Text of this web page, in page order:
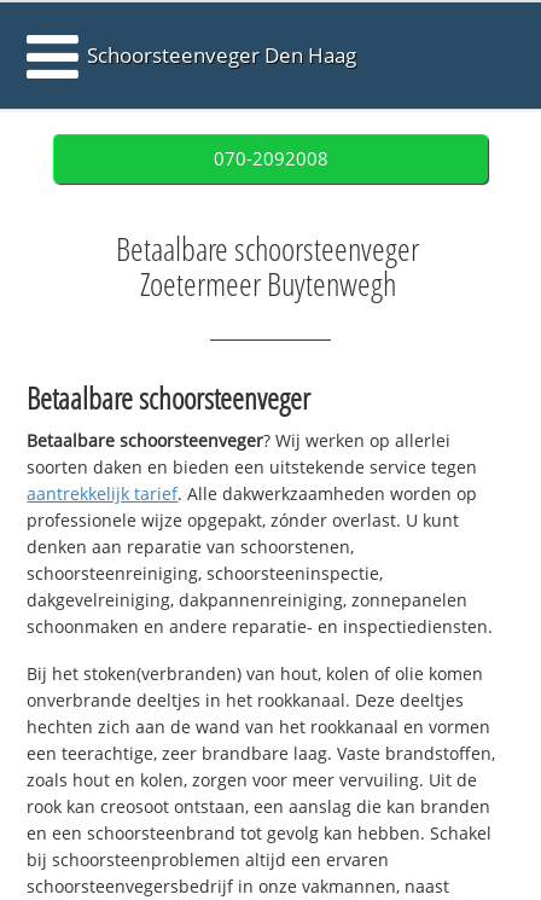
Schoorsteenveger Den Haag
070-2092008
Betaalbare schoorsteenveger
Zoetermeer Buytenwegh
Betaalbare schoorsteenveger
Betaalbare schoorsteenveger? Wij werken op allerlei
soorten daken en bieden een uitstekende service tegen
aantrekkelijk tarief. Alle dakwerkzaamheden worden op
professionele wijze opgepakt, zónder overlast. U kunt
denken aan reparatie van schoorstenen,
schoorsteenreiniging, schoorsteeninspectie,
dakgevelreiniging, dakpannenreiniging, zonnepanelen
schoonmaken en andere reparatie- en inspectiediensten.
Bij het stoken(verbranden) van hout, kolen of olie komen
onverbrande deeltjes in het rookkanaal. Deze deeltjes
hechten zich aan de wand van het rookkanaal en vormen
een teerachtige, zeer brandbare laag. Vaste brandstoffen,
zoals hout en kolen, zorgen voor meer vervuiling. Uit de
rook kan creosoot ontstaan, een aanslag die kan branden
en een schoorsteenbrand tot gevolg kan hebben. Schakel
bij schoorsteenproblemen altijd een ervaren
schoorsteenvegersbedrijf in onze vakmannen, naast